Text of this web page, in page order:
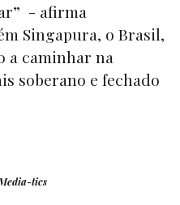
- afirma
Singapura, o Brasil,
a caminhar na
soberano e fechado
tics